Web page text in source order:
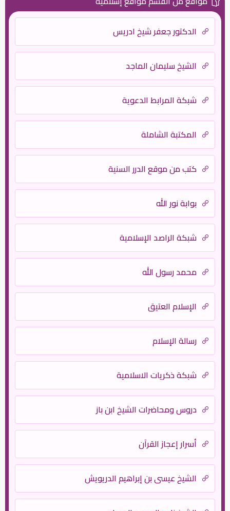
الدكتور جعفر شيخ ادريس
الشيخ سليمان الماجد
شبكة المرابط الدعوية
المكتبة الشاملة
كتب من موقع الدرر السنية
بوابة نور الله
شبكة الراصد الإسلامية
محمد رسول الله
الإسلام العتيق
رسالة الإسلام
شبكة ذكريات الاسلامية
دروس ومحاضرات الشيخ ابن باز
أسرار إعجاز القرآن
الشيخ عيسى بن إبراهيم الدريويش